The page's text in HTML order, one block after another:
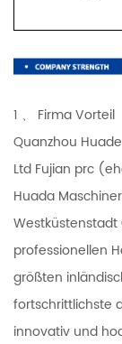
1 、 Firma Vorteil
Quanzhou
Ltd Fujian prc
Huada
professionellen
größten
fortschrittlichste
innovativ und